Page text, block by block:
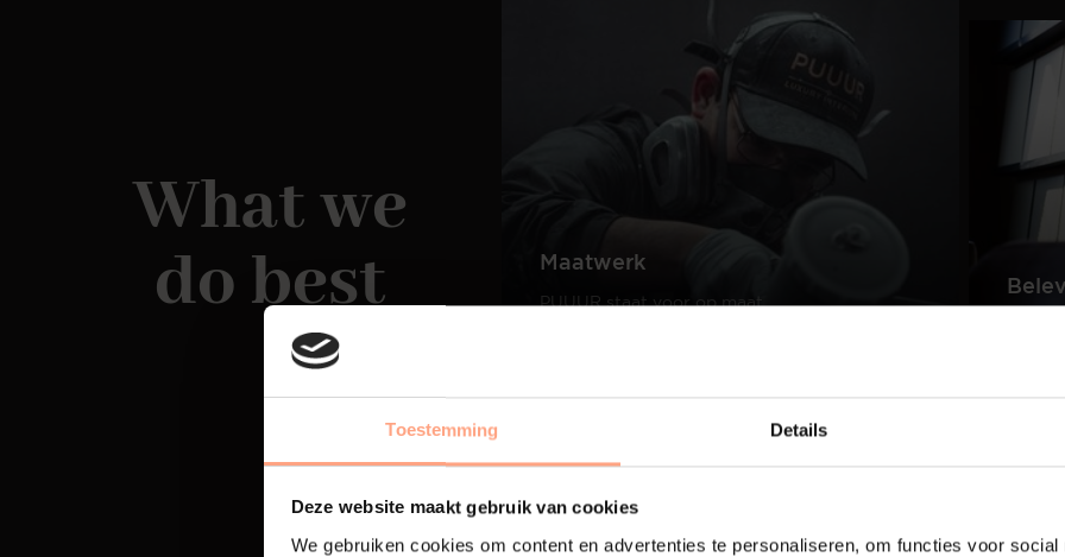
Toestemming Details
Deze website maakt gebruik van cookies
We gebruiken cookies om content en advertenties te personaliseren, om functies voor social
What we
do best
Maatwerk
PUUUR staat voor op maat
Lees meer